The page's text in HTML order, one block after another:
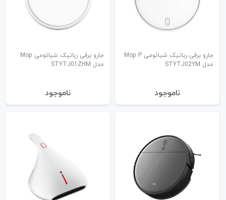
جارو برقی رباتیک شیائومی Mop P
مدل STYTJ02YM
نا‌موجود
جارو برقی رباتیک شیائومی Mop
مدل STYTJ01ZHM
نا‌موجود